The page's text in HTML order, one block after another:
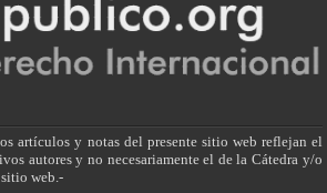
artículos y notas del presente sitio web reflejan el
autores y no necesariamente el de la Cátedra y/o
web.-